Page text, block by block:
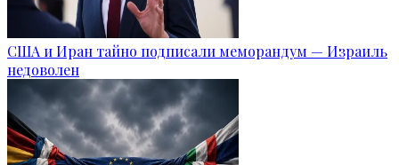
США и Иран тайно подписали меморандум — Израиль
недоволен